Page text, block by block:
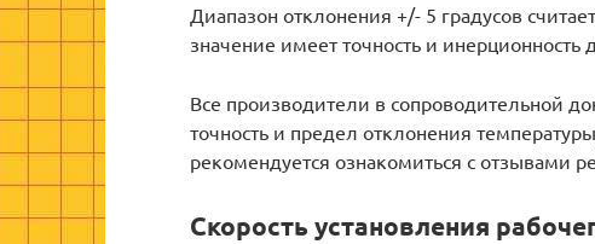
Диапазон отклонения +/- 5 градусов
значение имеет точность и
Все производители в сопроводительной
точность и предел отклонения
рекомендуется ознакомиться с отзывами
Скорость установления